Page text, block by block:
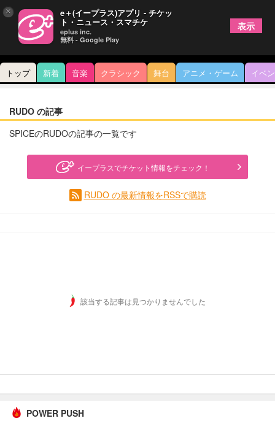
トップ 新着 音楽 クラシック 舞台 アニメ・ゲーム イベ
RUDO の記事
SPICEのRUDOの記事の一覧です
イープラスでチケット情報をチェック！
RUDO の最新情報をRSSで購読
該当する記事は見つかりませんでした
POWER PUSH
× e＋(イープラス)アプリ - チケッ
ト・ニュース・スマチケ
eplus inc.
無料 - Google Play
表示